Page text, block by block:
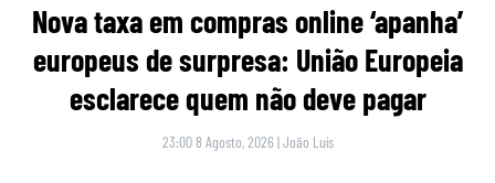
Nova taxa em compras online ‘apanha’
europeus de surpresa: União Europeia
esclarece quem não deve pagar
23:00 8 Agosto, 2026 |João Luís